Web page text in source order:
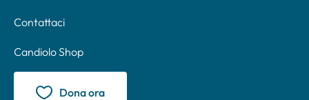
Contattaci
Candiolo Shop
Dona ora